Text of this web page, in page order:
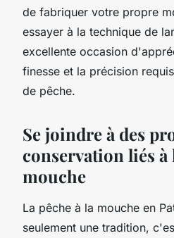
de fabriquer votre propre
essayer à la technique de
excellente occasion
finesse et la précision
de pêche.
Se joindre à des
conservation liés à
mouche
La pêche à la mouche en
seulement une tradition,